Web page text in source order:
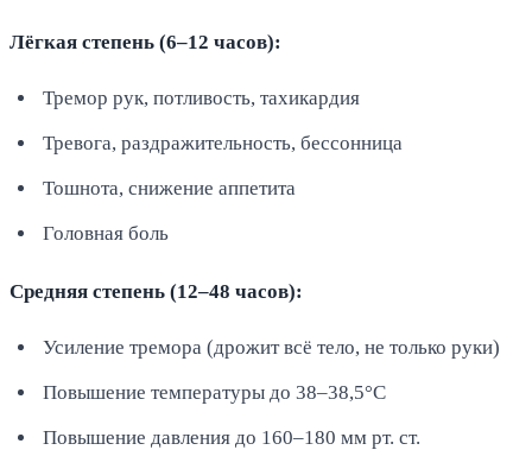
Лёгкая степень (6–12 часов):
Тремор рук, потливость, тахикардия
Тревога, раздражительность, бессонница
Тошнота, снижение аппетита
Головная боль
Средняя степень (12–48 часов):
Усиление тремора (дрожит всё тело, не только руки)
Повышение температуры до 38–38,5°C
Повышение давления до 160–180 мм рт. ст.